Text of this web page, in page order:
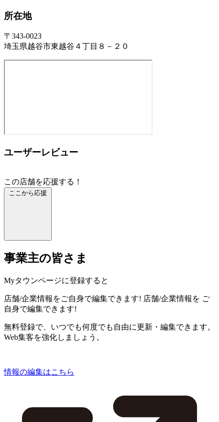
所在地
〒343-0023
埼玉県越谷市東越谷４丁目８－２０
ユーザーレビュー
この店舗を応援する！
ここから応援
事業主の皆さま
Myタウンページに登録すると
店舗/企業情報をご自身で編集できます! 店舗/企業情報を ご
自身で編集できます!
無料登録で、いつでも何度でも自由に更新・編集できます。
Web集客を強化しましょう。
情報の編集はこちら